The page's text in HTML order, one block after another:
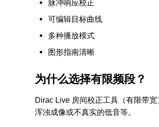
脉冲响应校正
可编辑目标曲线
多种播放模式
图形指南清晰
为什么选择有限频段？
Dirac Live 房间校正工具（有限带
浑浊成像或不真实的低音等。